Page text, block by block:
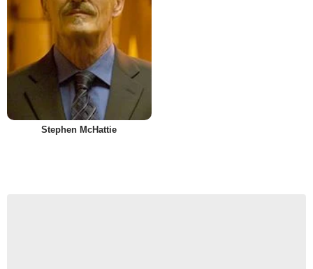
Stephen McHattie